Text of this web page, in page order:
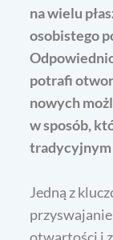
na wielu
osobistego
potrafi
nowych
w sposób,
Jedną z
otwartości i